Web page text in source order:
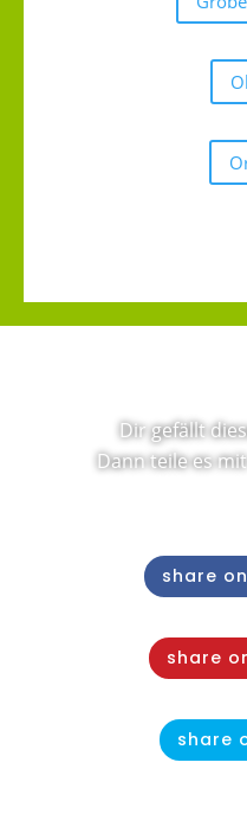
Dir gefällt
Dann teile es
share
share
share